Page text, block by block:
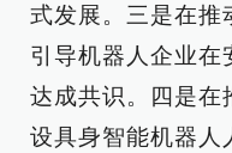
式发展。三是在推
引导机器人企业在
达成共识。四是在
设具身智能机器人